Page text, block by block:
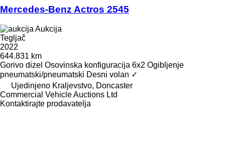
Mercedes-Benz Actros 2545
Aukcija
Tegljač
2022
644.831 km
Gorivo dizel Osovinska konfiguracija 6x2 Ogibljenje
pneumatski/pneumatski Desni volan ✓
Ujedinjeno Kraljevstvo, Doncaster
Commercial Vehicle Auctions Ltd
Kontaktirajte prodavatelja